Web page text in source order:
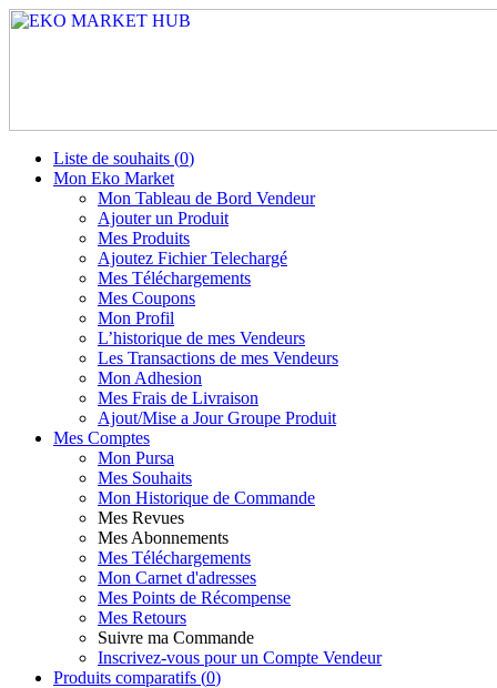
Liste de souhaits (0)
Mon Eko Market
Mon Tableau de Bord Vendeur
Ajouter un Produit
Mes Produits
Ajoutez Fichier Telechargé
Mes Téléchargements
Mes Coupons
Mon Profil
L’historique de mes Vendeurs
Les Transactions de mes Vendeurs
Mon Adhesion
Mes Frais de Livraison
Ajout/Mise a Jour Groupe Produit
Mes Comptes
Mon Pursa
Mes Souhaits
Mon Historique de Commande
Mes Revues
Mes Abonnements
Mes Téléchargements
Mon Carnet d'adresses
Mes Points de Récompense
Mes Retours
Suivre ma Commande
Inscrivez-vous pour un Compte Vendeur
Produits comparatifs (0)